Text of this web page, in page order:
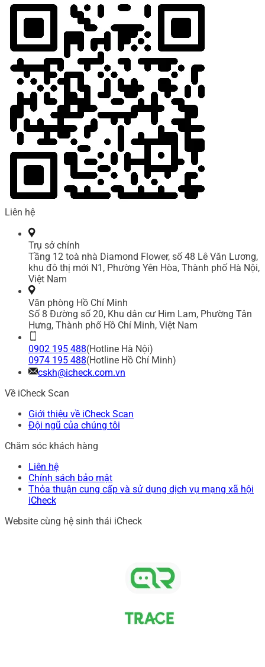
Liên hệ
Trụ sở chính
Tầng 12 toà nhà Diamond Flower, số 48 Lê Văn Lương,
khu đô thị mới N1, Phường Yên Hòa, Thành phố Hà Nội,
Việt Nam
Văn phòng Hồ Chí Minh
Số 8 Đường số 20, Khu dân cư Him Lam, Phường Tân
Hưng, Thành phố Hồ Chí Minh, Việt Nam
0902 195 488(Hotline Hà Nội)
0974 195 488(Hotline Hồ Chí Minh)
cskh@icheck.com.vn
Về iCheck Scan
Giới thiệu về iCheck Scan
Đội ngũ của chúng tôi
Chăm sóc khách hàng
Liên hệ
Chính sách bảo mật
Thỏa thuận cung cấp và sử dụng dịch vụ mạng xã hội
iCheck
Website cùng hệ sinh thái iCheck